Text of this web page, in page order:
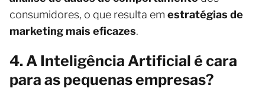
consumidores, o que resulta em estratégias de
marketing mais eficazes.
4. A Inteligência Artificial é cara
para as pequenas empresas?